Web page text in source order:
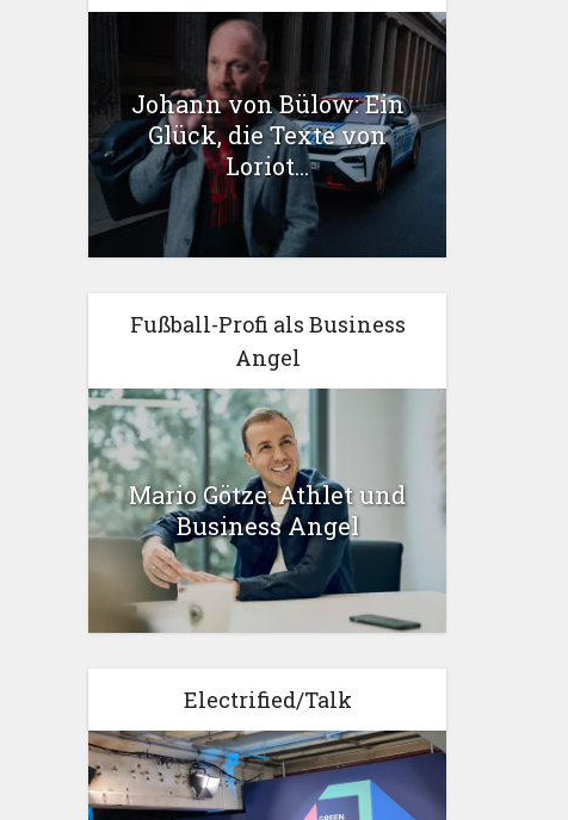
Johann von Bülow: Ein
Glück, die Texte von
Loriot...
Fußball-Profi als Business
Angel
Mario Götze: Athlet und
Business Angel
Electrified/Talk